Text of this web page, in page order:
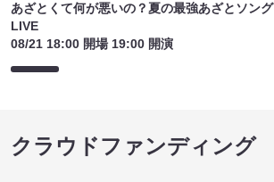
あざとくて何が悪いの？夏の最強あざとソング
LIVE
08/21 18:00 開場 19:00 開演
クラウドファンディング